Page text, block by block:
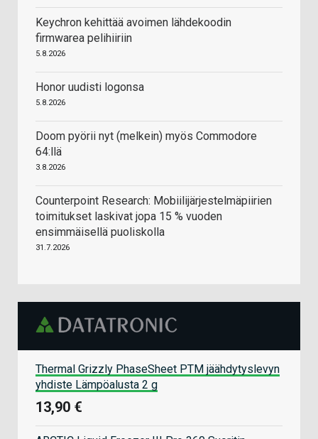
Keychron kehittää avoimen lähdekoodin
firmwarea pelihiiriin
5.8.2026
Honor uudisti logonsa
5.8.2026
Doom pyörii nyt (melkein) myös Commodore
64:llä
3.8.2026
Counterpoint Research: Mobiilijärjestelmäpiirien
toimitukset laskivat jopa 15 % vuoden
ensimmäisellä puoliskolla
31.7.2026
Thermal Grizzly PhaseSheet PTM jäähdytyslevyn
yhdiste Lämpöalusta 2 g
13,90 €